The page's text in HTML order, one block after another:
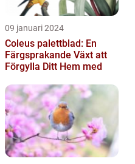
09 januari 2024
Coleus palettblad: En
Färgsprakande Växt att
Förgylla Ditt Hem med